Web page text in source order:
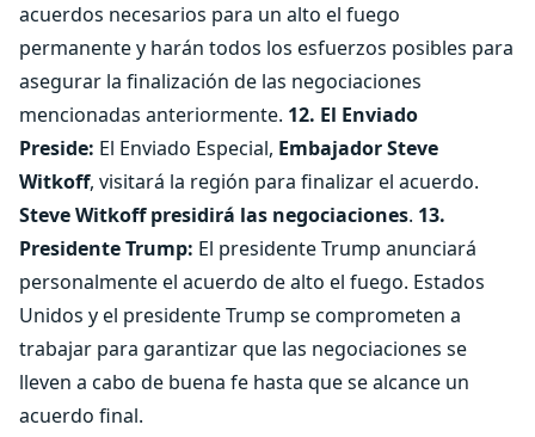
acuerdos necesarios para un alto el fuego
permanente y harán todos los esfuerzos posibles para
asegurar la finalización de las negociaciones
mencionadas anteriormente. 12. El Enviado
Preside: El Enviado Especial, Embajador Steve
Witkoff, visitará la región para finalizar el acuerdo.
Steve Witkoff presidirá las negociaciones. 13.
Presidente Trump: El presidente Trump anunciará
personalmente el acuerdo de alto el fuego. Estados
Unidos y el presidente Trump se comprometen a
trabajar para garantizar que las negociaciones se
lleven a cabo de buena fe hasta que se alcance un
acuerdo final.